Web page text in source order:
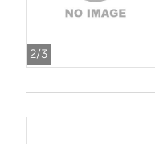
2/3